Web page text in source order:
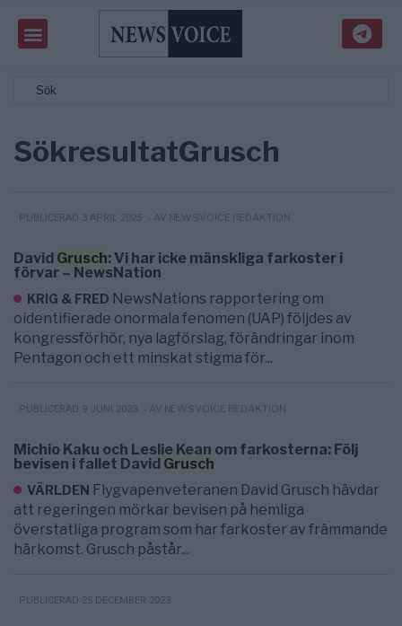
SökresultatGrusch
PUBLICERAD 3 APRIL 2025 - AV NEWSVOICE REDAKTION
David Grusch: Vi har icke mänskliga farkoster i
förvar – NewsNation
KRIG & FRED NewsNations rapportering om
oidentifierade onormala fenomen (UAP) följdes av
kongressförhör, nya lagförslag, förändringar inom
Pentagon och ett minskat stigma för...
PUBLICERAD 9 JUNI 2023 - AV NEWSVOICE REDAKTION
Michio Kaku och Leslie Kean om farkosterna: Följ
bevisen i fallet David Grusch
VÄRLDEN Flygvapenveteranen David Grusch hävdar
att regeringen mörkar bevisen på hemliga
överstatliga program som har farkoster av främmande
härkomst. Grusch påstår...
PUBLICERAD 25 DECEMBER 2023